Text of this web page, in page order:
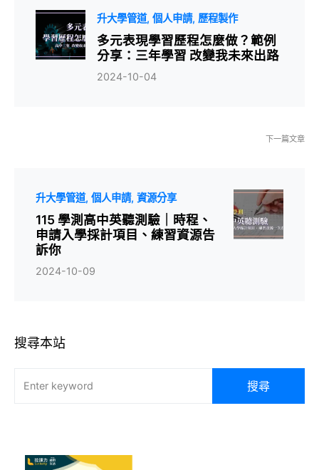
升大學管道 個人申請 歷程製作
多元表現學習歷程怎麼做？範例
分享：三年學習 改變我未來出路
2024-10-04
下一篇文章
升大學管道 個人申請 資源分享
115 學測高中英聽測驗｜時程、
申請入學採計項目、練習資源告
訴你
2024-10-09
搜尋本站
搜尋